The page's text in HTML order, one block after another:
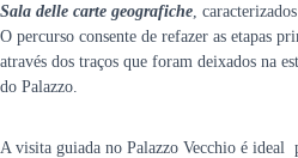
Sala delle carte geografiche ,
O percurso consente de refazer as etapas
através dos traços que foram deixados na
do Palazzo.
A visita guiada no Palazzo Vecchio é ideal